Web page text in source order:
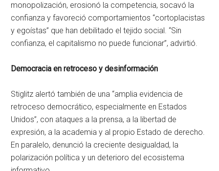
monopolización, erosionó la competencia, socavó la
confianza y favoreció comportamientos “cortoplacistas
y egoístas” que han debilitado el tejido social. “Sin
confianza, el capitalismo no puede funcionar”, advirtió.
Democracia en retroceso y desinformación
Stiglitz alertó también de una “amplia evidencia de
retroceso democrático, especialmente en Estados
Unidos”, con ataques a la prensa, a la libertad de
expresión, a la academia y al propio Estado de derecho.
En paralelo, denunció la creciente desigualdad, la
polarización política y un deterioro del ecosistema